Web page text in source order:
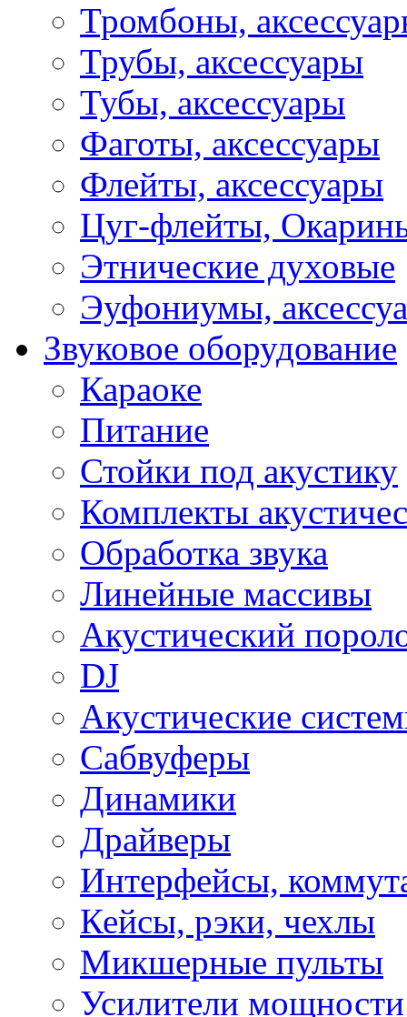
Тромбоны,
Трубы, аксессуары
Тубы, аксессуары
Фаготы, аксессуары
Флейты, аксессуары
Цуг-флейты,
Этнические духовые
Эуфониумы,
Звуковое оборудование
Караоке
Питание
Стойки под акустику
Комплекты
Обработка звука
Линейные массивы
Акустический
DJ
Акустические
Сабвуферы
Динамики
Драйверы
Интерфейсы,
Кейсы, рэки, чехлы
Микшерные пульты
Усилители мощности